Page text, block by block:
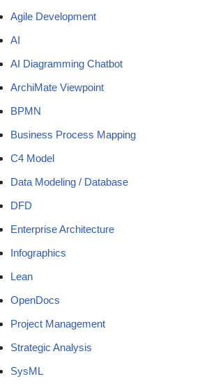
Agile Development
AI
AI Diagramming Chatbot
ArchiMate Viewpoint
BPMN
Business Process Mapping
C4 Model
Data Modeling / Database
DFD
Enterprise Architecture
Infographics
Lean
OpenDocs
Project Management
Strategic Analysis
SysML